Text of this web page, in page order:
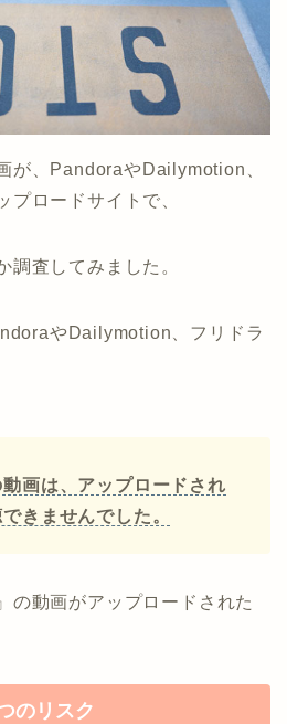
が、PandoraやDailymotion、
プロードサイトで、
調査してみました。
やDailymotion、フリドラ
動画は、アップロードされ
きませんでした。
の動画がアップロードされた
のリスク